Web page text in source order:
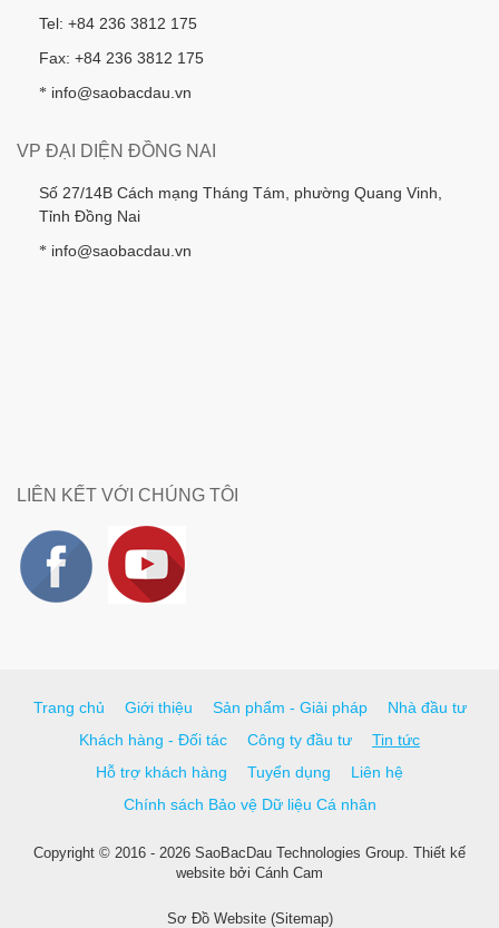
Tel: +84 236 3812 175
Fax: +84 236 3812 175
* info@saobacdau.vn
VP ĐẠI DIỆN ĐỒNG NAI
Số 27/14B Cách mạng Tháng Tám, phường Quang Vinh,
Tỉnh Đồng Nai
* info@saobacdau.vn
LIÊN KẾT VỚI CHÚNG TÔI
Trang chủ Giới thiệu Sản phẩm - Giải pháp
Nhà đầu tư
Khách hàng - Đối tác
Công ty đầu tư
Tin tức
Hỗ trợ khách hàng
Tuyển dụng
Liên hệ
Chính sách Bảo vệ Dữ liệu Cá nhân
Copyright © 2016 - 2026 SaoBacDau Technologies Group. Thiết kế
website bởi Cánh Cam
Sơ Đồ Website (Sitemap)